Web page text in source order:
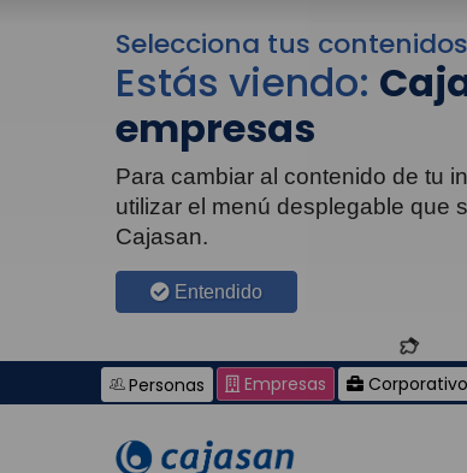
Selecciona tus contenidos
Estás viendo:
empresas
Para cambiar al contenido de tu
utilizar el menú desplegable que
Cajasan.
Entendido
Personas Empresas Corporativo